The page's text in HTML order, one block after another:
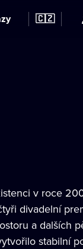
🇨🇿
v roce
divadelní
a dalších
stabilní